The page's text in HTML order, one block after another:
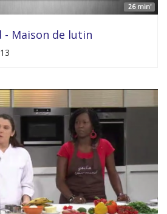
26 min'
- Maison de lutin